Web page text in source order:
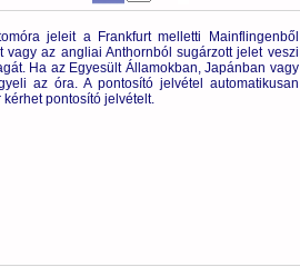
jeleit a Frankfurt melletti Mainflingenből
az angliai Anthornból sugárzott jelet veszi
Ha az Egyesült Államokban, Japánban vagy
az óra. A pontosító jelvétel automatikusan
pontosító jelvételt.